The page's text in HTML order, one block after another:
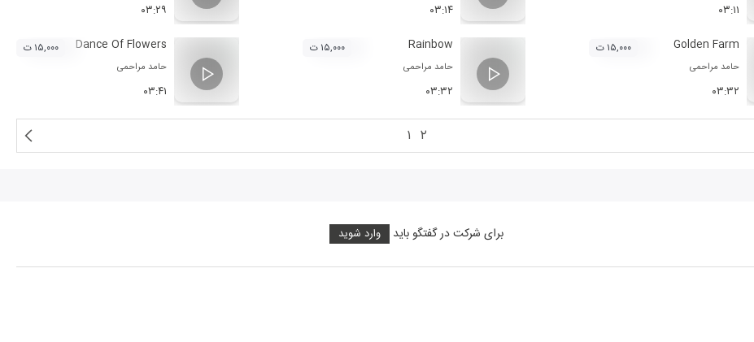
۰۳:۱۱ ۰۳:۱۴ ۰۳:۲۹
Golden Farm
حامد مراحمی
۰۳:۳۲
۱۵,۰۰۰ ت Rainbow
حامد مراحمی
۰۳:۳۲
۱۵,۰۰۰ ت Dance Of Flowers
حامد مراحمی
۰۳:۴۱
۱۵,۰۰۰ ت
۱ ۲
برای شرکت در گفتگو باید وارد شوید